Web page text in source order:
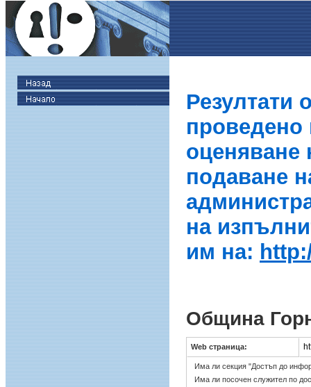
Резултати
проведено
оценяване
подаване
на
им на:
Община
Web страница:
Има ли секция "Достъп до
Има ли посочен служител по